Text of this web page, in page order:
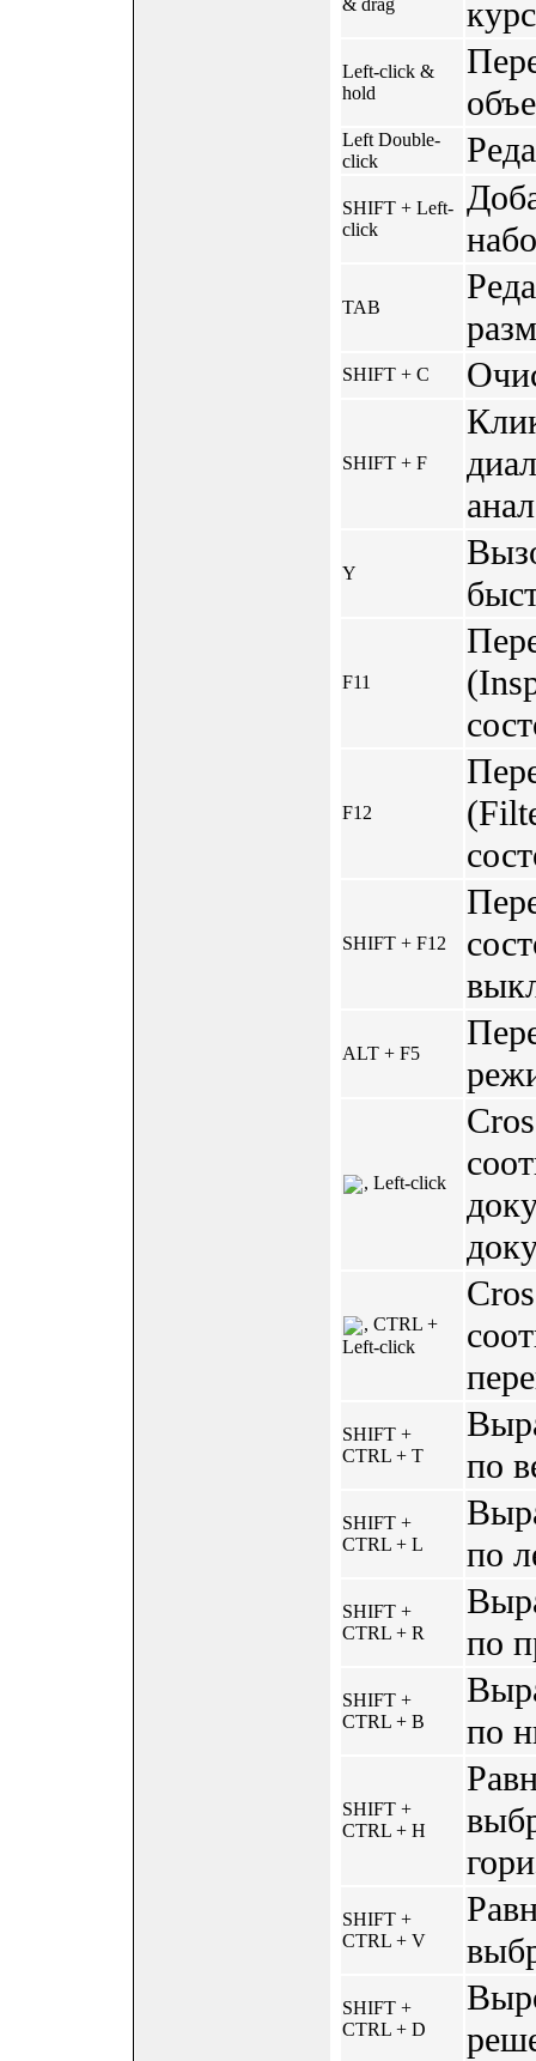
& drag
Left-click &
hold
Left Double-
click
SHIFT + Left-
click
TAB
SHIFT + C
SHIFT + F
Y
F11
F12
SHIFT + F12
ALT + F5
, Left-click
, CTRL +
Left-click
SHIFT +
CTRL + T
по
SHIFT +
CTRL + L
по
SHIFT +
CTRL + R
по
SHIFT +
CTRL + B
по
SHIFT +
CTRL + H
SHIFT +
CTRL + V
SHIFT +
CTRL + D